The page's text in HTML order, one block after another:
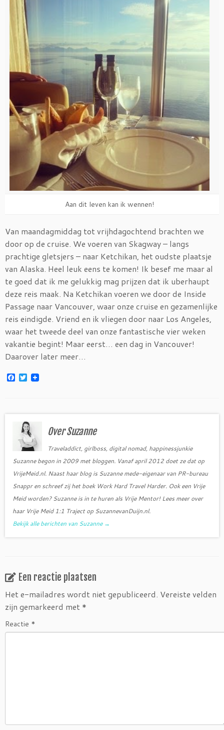
Aan dit leven kan ik wennen!
Van maandagmiddag tot vrijhdagochtend brachten we
door op de cruise. We voeren van Skagway – langs
prachtige gletsjers – naar Ketchikan, het oudste plaatsje
van Alaska. Heel leuk eens te komen! Ik besef me maar al
te goed dat ik me gelukkig mag prijzen dat ik uberhaupt
deze reis maak. Na Ketchikan voeren we door de Inside
Passage naar Vancouver, waar onze cruise en gezamenlijke
reis eindigde. Vriend en ik vliegen door naar Los Angeles,
waar het tweede deel van onze fantastische vier weken
vakantie begint! Maar eerst… een dag in Vancouver!
Daarover later meer…
F
o
T
w
e
r
Over Suzanne
Traveladdict, girlboss, digital nomad, happinessjunkie
Suzanne begon in 2009 met bloggen. Vanaf april 2012 doet ze dat op
VrijeMeid.nl. Naast haar blog is Suzanne mede-eigenaar van PR-bureau
Snappr en schreef zij het boek Work Hard Travel Harder. Ook een Vrije
Meid worden? Suzanne is in te huren als Vrije Mentor! Lees meer over
haar Vrije Meid 1:1 Traject op SuzannevanDuijn.nl.
Bekijk alle berichten van Suzanne →
Een reactie plaatsen
Het e-mailadres wordt niet gepubliceerd. Vereiste velden
zijn gemarkeerd met *
Reactie *